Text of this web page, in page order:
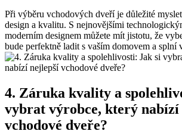
Při výběru⁣ vchodových‌ dveří je důležité
design a kvalitu. ⁣S nejnovějšími
moderním⁣ designem‍ můžete mít⁤ jistotu, že
bude perfektně ladit s vaším domovem ⁣a splní
4. Záruka kvality a⁣
vybrat výrobce, který nabízí
⁣vchodové‍ dveře?